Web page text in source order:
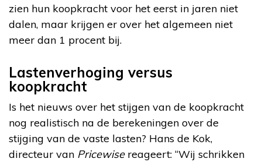
zien hun koopkracht voor het eerst in jaren niet
dalen, maar krijgen er over het algemeen niet
meer dan 1 procent bij.
Lastenverhoging versus
koopkracht
Is het nieuws over het stijgen van de koopkracht
nog realistisch na de berekeningen over de
stijging van de vaste lasten? Hans de Kok,
directeur van Pricewisereageert: “Wij schrikken